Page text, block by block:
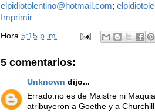
elpidiotolentino@hotmail.com;
Imprimir
Hora 5:15 p. m.
5 comentarios:
Unknown dijo...
Errado.no es de Maistre ni
atribuyeron a Goethe y a